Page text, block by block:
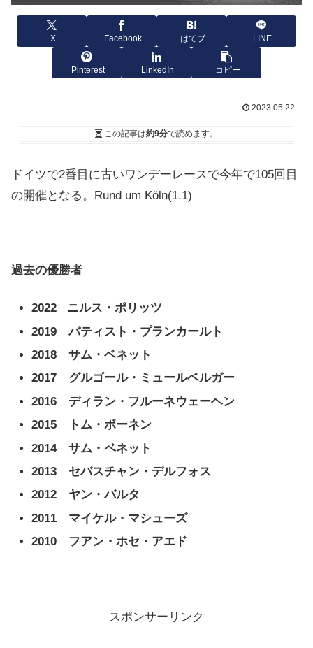
X Facebook はてブ LINE
Pinterest LinkedIn コピー
2023.05.22
この記事は約9分で読めます。
ドイツで2番目に古いワンデーレースで今年で105回目
の開催となる。Rund um Köln(1.1)
過去の優勝者
2022 ニルス・ポリッツ
2019バティスト・プランカールト
2018 サム・ベネット
2017 グルゴール・ミュールベルガー
2016 ディラン・フルーネウェーヘン
2015 トム・ボーネン
2014 サム・ベネット
2013 セバスチャン・デルフォス
2012 ヤン・バルタ
2011 マイケル・マシューズ
2010 フアン・ホセ・アエド
スポンサーリンク